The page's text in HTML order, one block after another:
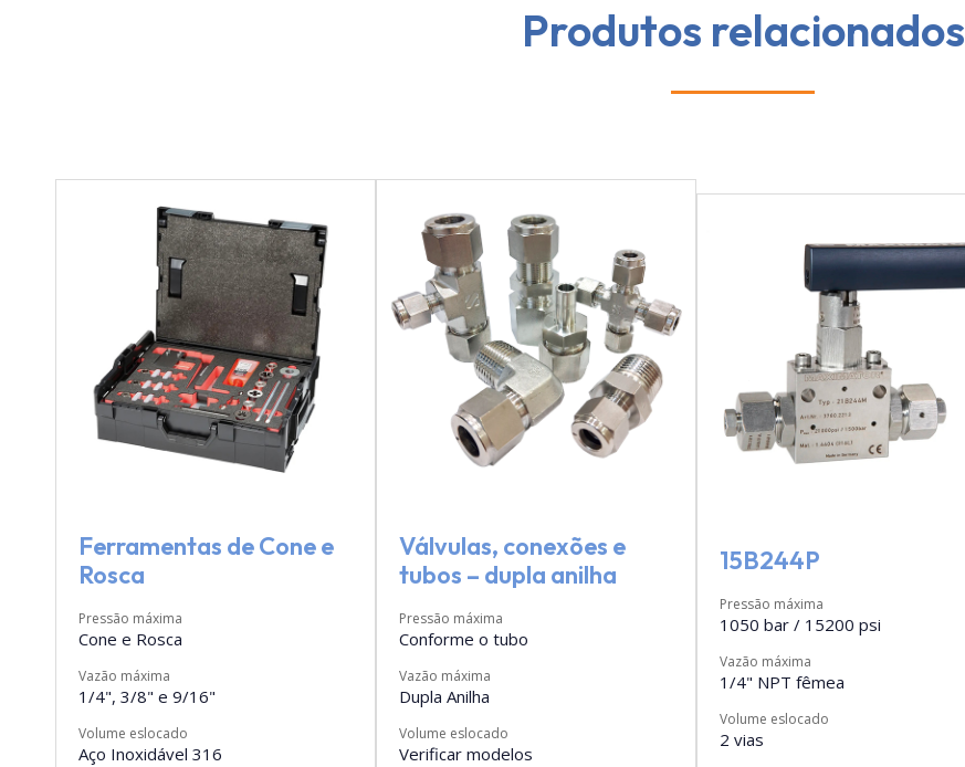
Produtos relacionados
Ferramentas de Cone e
Rosca
Pressão máxima
Cone e Rosca
Vazão máxima
1/4", 3/8" e 9/16"
Volume eslocado
Aço Inoxidável 316
Válvulas, conexões e
tubos – dupla anilha
Pressão máxima
Conforme o tubo
Vazão máxima
Dupla Anilha
Volume eslocado
Verificar modelos
15B244P
Pressão máxima
1050 bar / 15200 psi
Vazão máxima
1/4" NPT fêmea
Volume eslocado
2 vias